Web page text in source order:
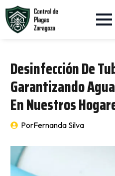
Desinfección De
Garantizando
En Nuestros
PorFernanda Silva